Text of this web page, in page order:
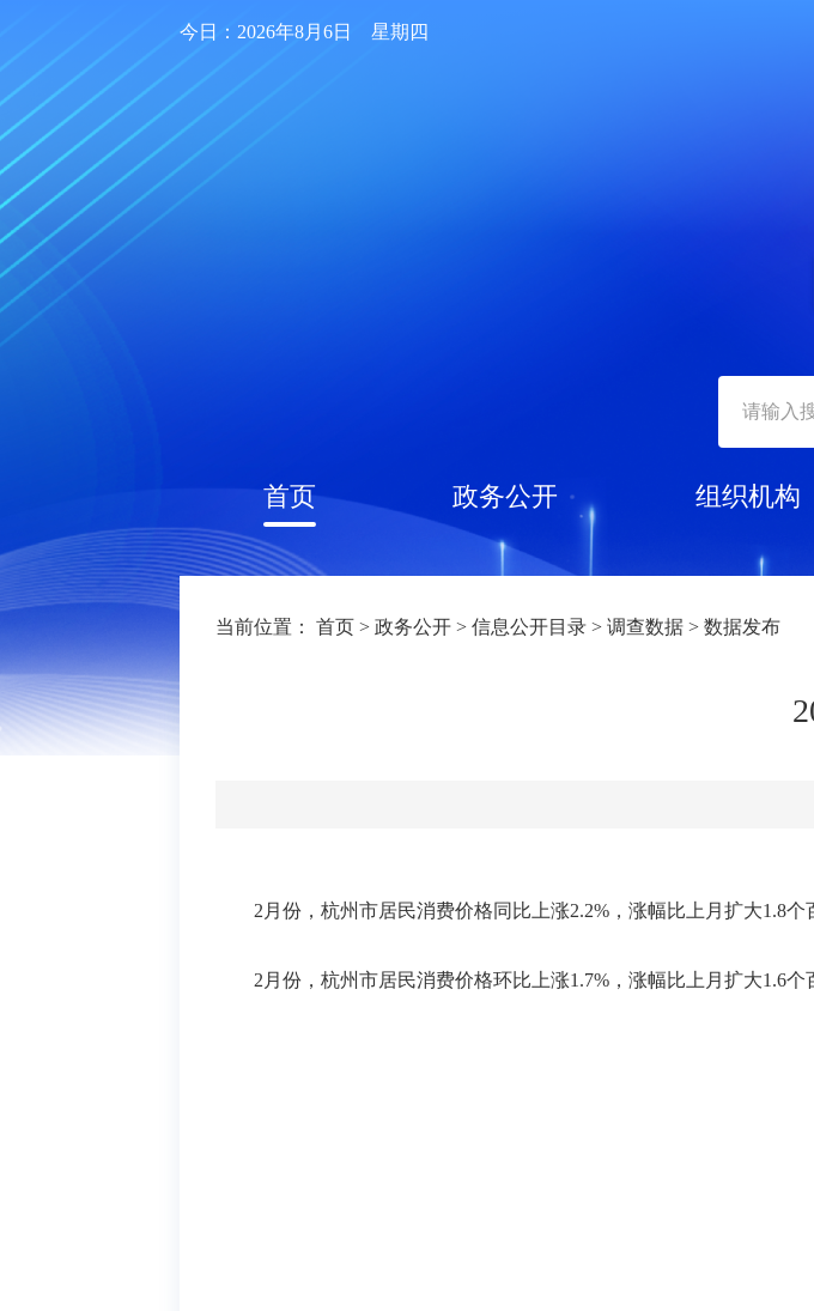
今日：2026年8月6日 星期四
首页 政务公开 组织机构
当前位置： 首页 > 政务公开 > 信息公开目录 > 调查数据 > 数据发布
2月份 ，杭州市居民消费价格同比上涨2.2%，涨幅比 上月扩大1.8个
2月份，杭州市居民消费价格环比上涨1.7% ，涨幅比 上月扩大1.6个